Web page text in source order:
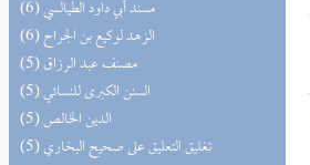
(6) مسند أبي داود الطيالسي
(6) الزهد لوكيع بن الجراح
(5) مصنف عبد الرزاق
(5) السنن الكبرى للنسائي
(5) الدين الخالص
(5) تغليق التعليق على صحيح البخاري